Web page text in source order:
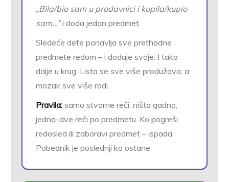
„Bila/bio sam u prodavnici i kupila/kupio
sam…”i doda jedan predmet.
Sledeće dete ponavlja sve prethodne
predmete redom – i dodaje svoje. I tako
dalje u krug. Lista se sve više produžava, a
mozak sve više radi.
Pravila: samo stvarne reči, ništa gadno,
jedna-dve reči po predmetu. Ko pogreši
redosled ili zaboravi predmet – ispada.
Pobednik je poslednji ko ostane.